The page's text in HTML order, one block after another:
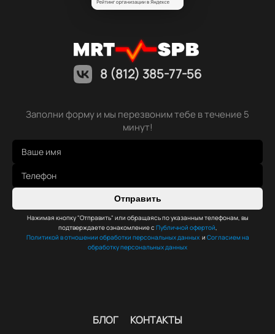
8 (812) 385-77-56
Заполни форму и мы перезвоним тебе в течение 5
минут!
Отправить
Нажимая кнопку "Отправить" или обращаясь по указанным телефонам, вы
подтверждаете ознакомление с Публичной офертой,
Политикой в отношении обработки персональных данных и Согласием на
обработку персональных данных
БЛОГ КОНТАКТЫ